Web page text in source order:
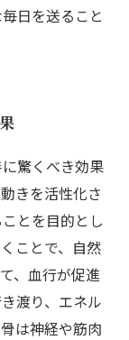
日を送ること
驚くべき効果
きを活性化さ
とを目的とし
ことで、自然
、血行が促進
渡り、エネル
は神経や筋肉